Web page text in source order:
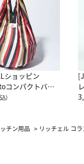
ショッピン
コンパクトバッ
室乗務員
）
チン用品 > リッチェル コ